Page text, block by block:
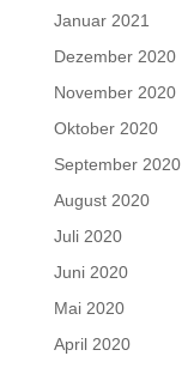
Januar 2021
Dezember 2020
November 2020
Oktober 2020
September 2020
August 2020
Juli 2020
Juni 2020
Mai 2020
April 2020